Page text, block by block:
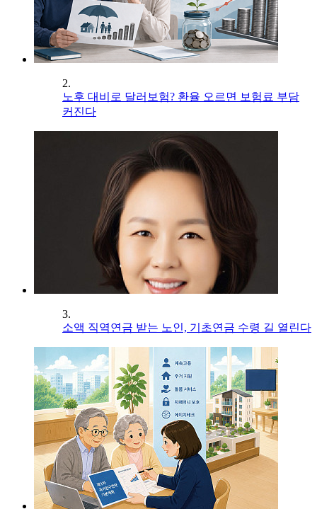
2.
노후 대비로 달러보험? 환율 오르면 보험료 부담
커진다
3.
소액 직역연금 받는 노인, 기초연금 수령 길 열린다